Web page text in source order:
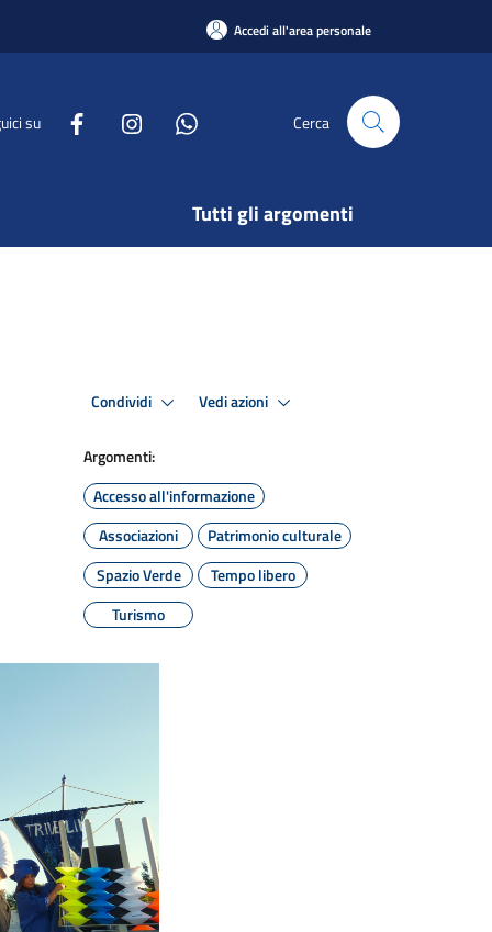
Accedi all'area personale
su Cerca
Tutti gli argomenti
Condividi Vedi azioni
Argomenti:
Accesso all'informazione
Associazioni
Patrimonio culturale
Spazio Verde
Tempo libero
Turismo